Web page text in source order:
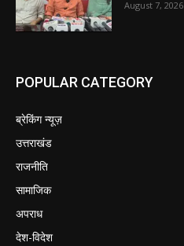
August 7, 2026
POPULAR CATEGORY
ब्रेकिंग न्यूज़
उत्तराखंड
राजनीति
सामाजिक
अपराध
देश-विदेश